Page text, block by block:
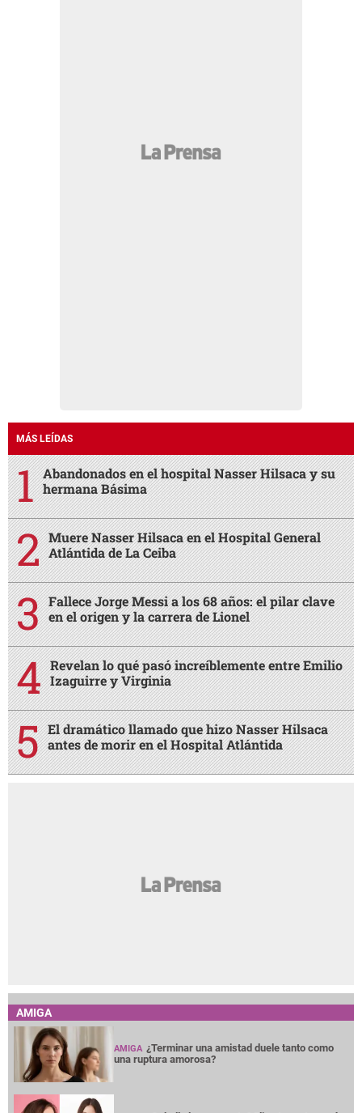
MÁS LEÍDAS
Abandonados en el hospital Nasser Hilsaca y su
hermana Básima
Muere Nasser Hilsaca en el Hospital General
Atlántida de La Ceiba
Fallece Jorge Messi a los 68 años: el pilar clave
en el origen y la carrera de Lionel
Revelan lo qué pasó increíblemente entre Emilio
Izaguirre y Virginia
El dramático llamado que hizo Nasser Hilsaca
antes de morir en el Hospital Atlántida
AMIGA
AMIGA ¿Terminar una amistad duele tanto como
una ruptura amorosa?